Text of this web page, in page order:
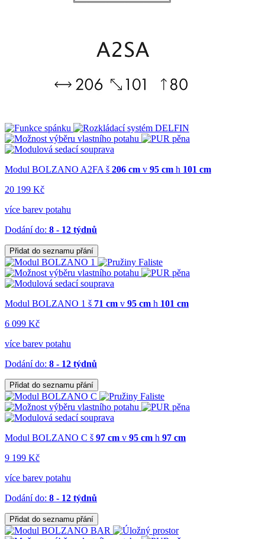
Modul BOLZANO A2FA š 206 cm v 95 cm h 101 cm
20 199 Kč
více barev potahu
Dodání do: 8 - 12 týdnů
Přidat do seznamu přání
Modul BOLZANO 1 š 71 cm v 95 cm h 101 cm
6 099 Kč
více barev potahu
Dodání do: 8 - 12 týdnů
Přidat do seznamu přání
Modul BOLZANO C š 97 cm v 95 cm h 97 cm
9 199 Kč
více barev potahu
Dodání do: 8 - 12 týdnů
Přidat do seznamu přání